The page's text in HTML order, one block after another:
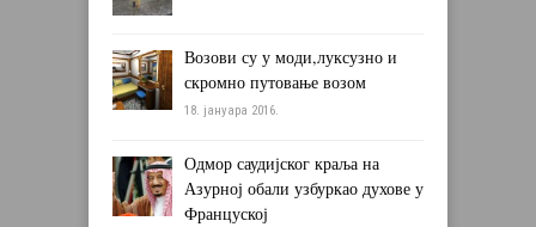
Возови су у моди,луксузно и
скромно путовање возом
18. јануара 2016.
Одмор саудијског краља на
Азурној обали узбуркао духове у
Француској